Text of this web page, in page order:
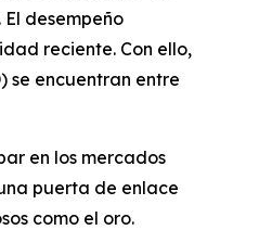
El desempeño
reciente. Con ello,
se encuentran entre
en los mercados
puerta de enlace
como el oro.